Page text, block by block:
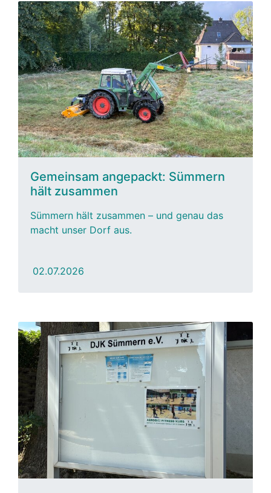
Gemeinsam angepackt: Sümmern
hält zusammen
Sümmern hält zusammen – und genau das
macht unser Dorf aus.
02.07.2026